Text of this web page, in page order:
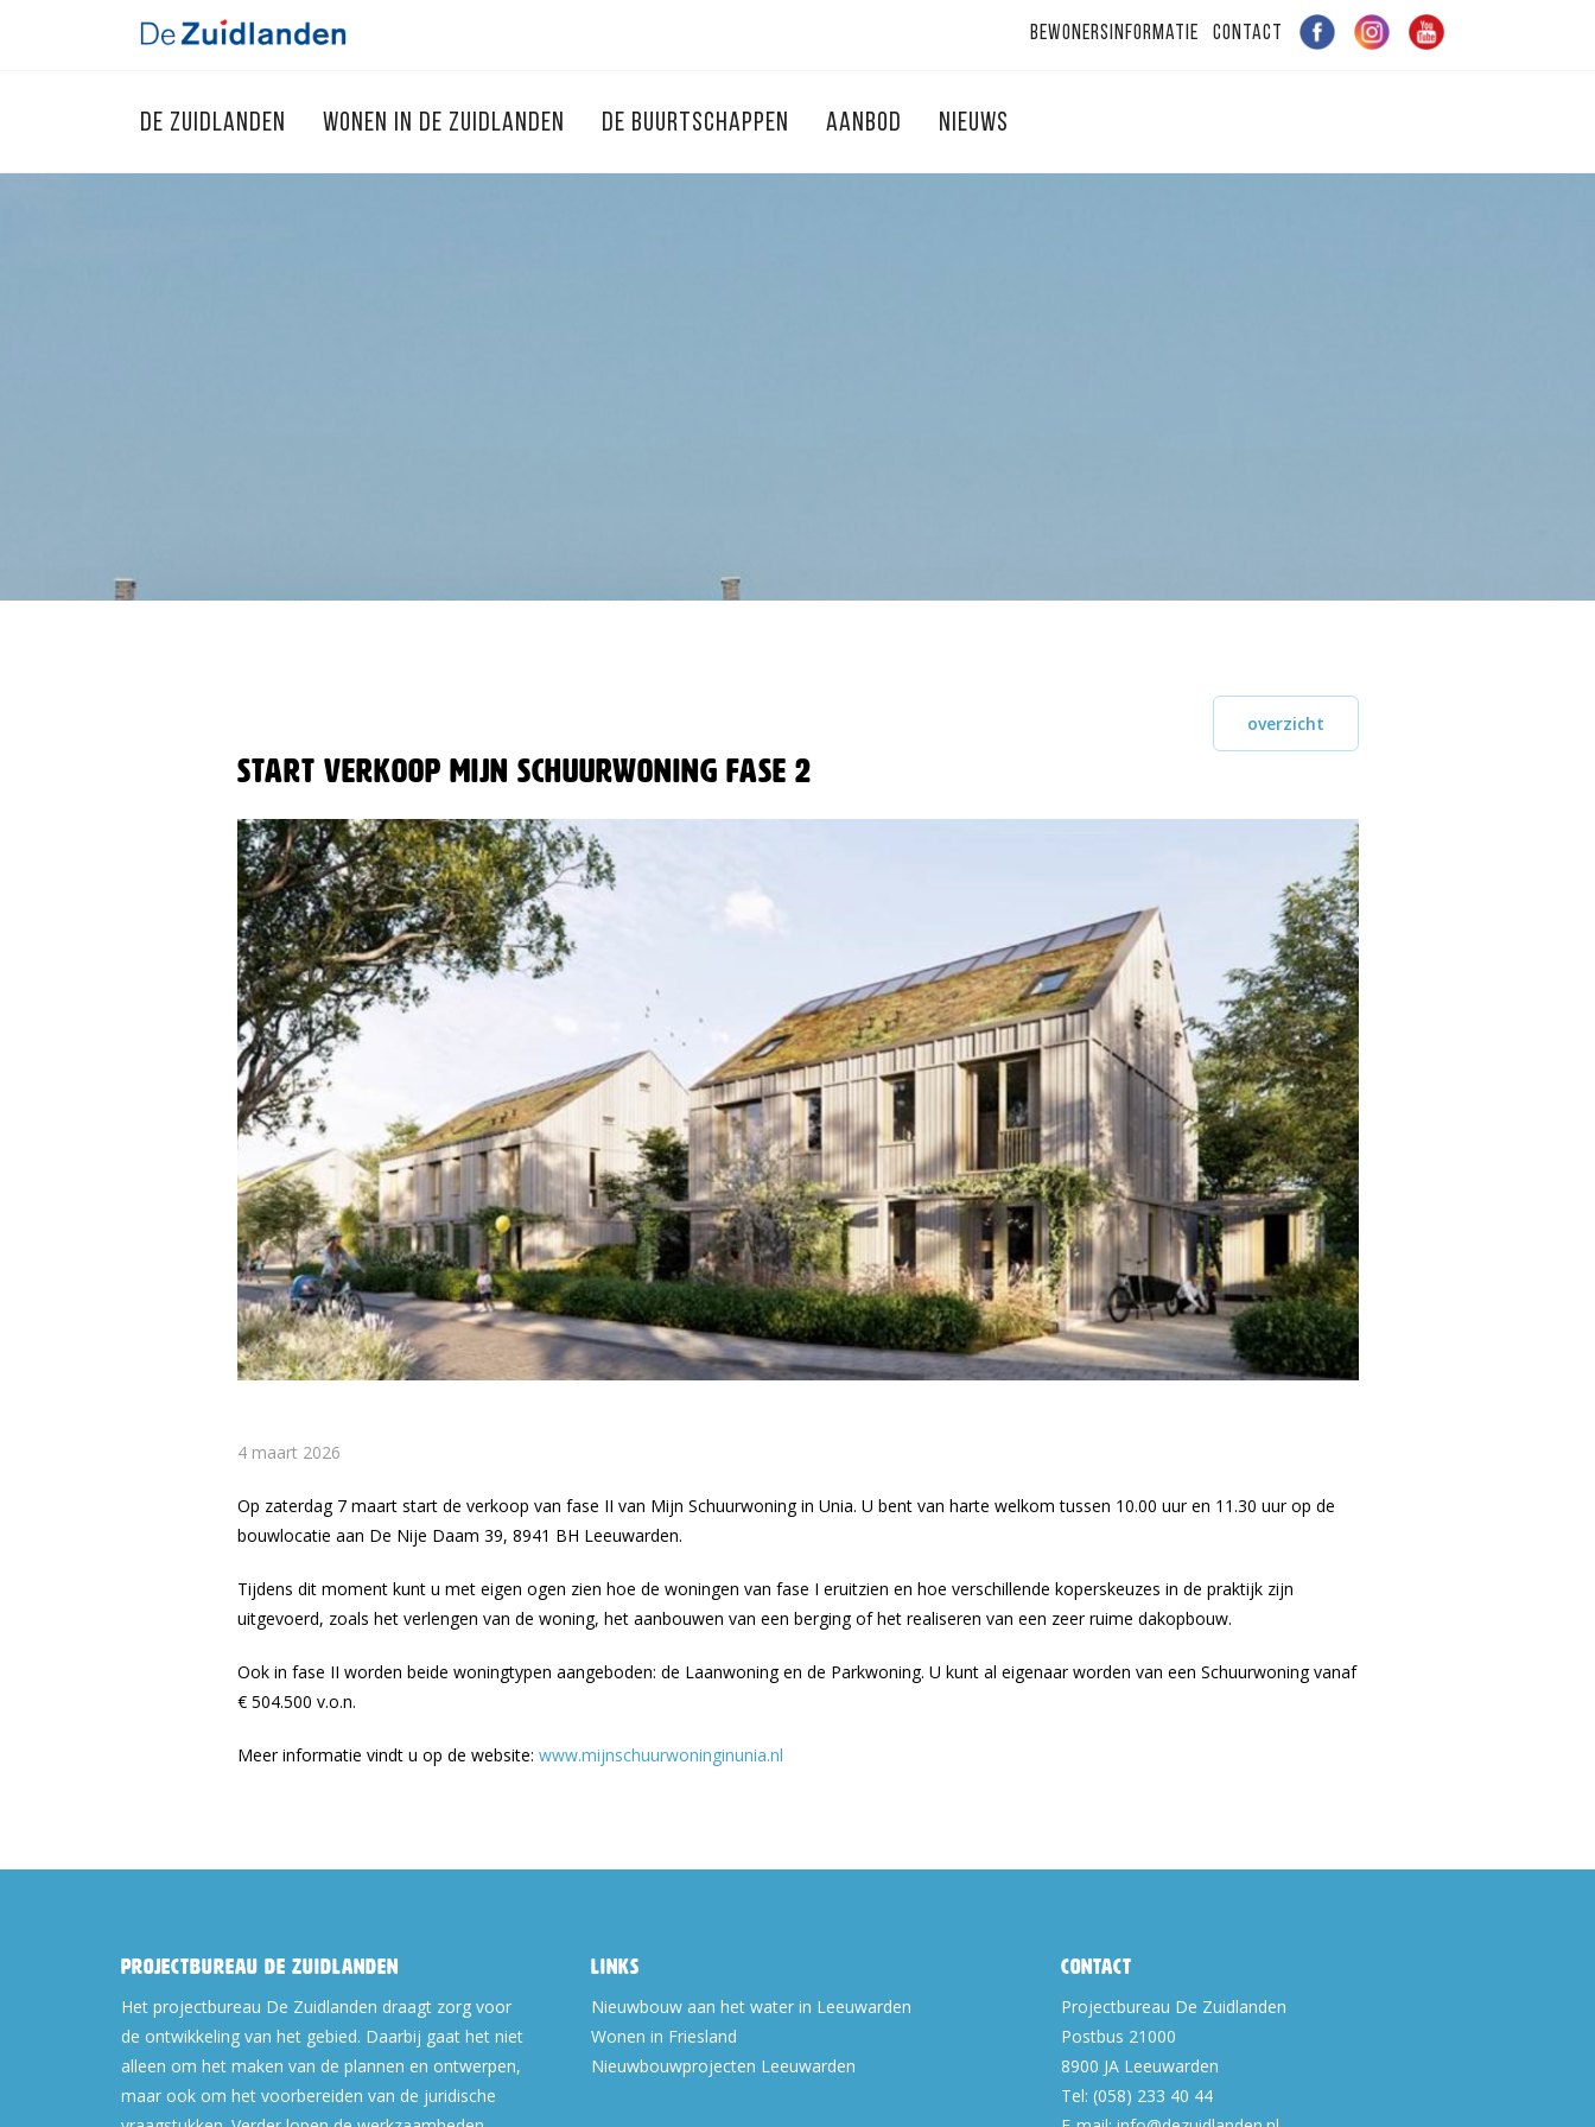
Bewonersinformatie Contact
DE ZUIDLANDEN WONEN IN DE ZUIDLANDEN DE BUURTSCHAPPEN AANBOD NIEUWS
overzicht
Start verkoop Mijn Schuurwoning fase 2
4 maart 2026
Op zaterdag 7 maart start de verkoop van fase II van Mijn Schuurwoning in Unia. U bent van harte welkom tussen 10.00 uur en 11.30 uur op de
bouwlocatie aan De Nije Daam 39, 8941 BH Leeuwarden.
Tijdens dit moment kunt u met eigen ogen zien hoe de woningen van fase I eruitzien en hoe verschillende koperskeuzes in de praktijk zijn
uitgevoerd, zoals het verlengen van de woning, het aanbouwen van een berging of het realiseren van een zeer ruime dakopbouw.
Ook in fase II worden beide woningtypen aangeboden: de Laanwoning en de Parkwoning. U kunt al eigenaar worden van een Schuurwoning vanaf
€ 504.500 v.o.n.
Meer informatie vindt u op de website: www.mijnschuurwoninginunia.nl
Projectbureau De Zuidlanden
Het projectbureau De Zuidlanden draagt zorg voor
de ontwikkeling van het gebied. Daarbij gaat het niet
alleen om het maken van de plannen en ontwerpen,
maar ook om het voorbereiden van de juridische
Links
Nieuwbouw aan het water in Leeuwarden
Wonen in Friesland
Nieuwbouwprojecten Leeuwarden
Contact
Projectbureau De Zuidlanden
Postbus 21000
8900 JA Leeuwarden
Tel: (058) 233 40 44